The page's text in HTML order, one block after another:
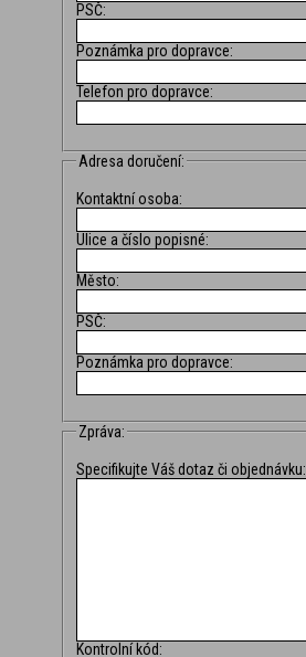
PSČ:
Poznámka pro dopravce:
Telefon pro dopravce:
Adresa doručení:
Kontaktní osoba:
Ulice a číslo popisné:
Město:
PSČ:
Poznámka pro dopravce:
Zpráva:
Specifikujte Váš dotaz či objednávku:
Kontrolní kód: